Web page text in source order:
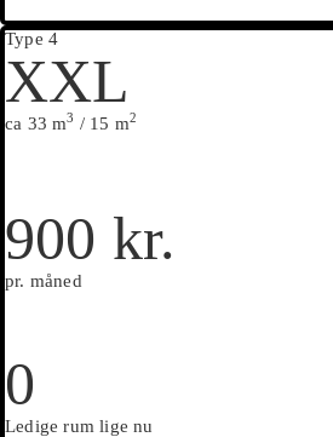
Type 4
XXL
ca 33 m3 / 15 m2
900 kr.
pr. måned
0
Ledige rum lige nu